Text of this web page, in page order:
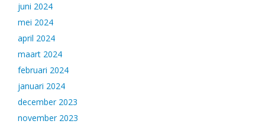
juni 2024
mei 2024
april 2024
maart 2024
februari 2024
januari 2024
december 2023
november 2023